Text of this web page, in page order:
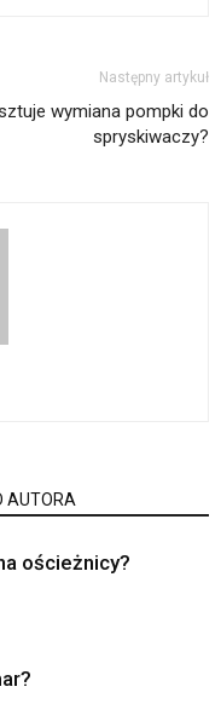
Następny artykuł
wymiana pompki do
spryskiwaczy?
AUTORA
ościeżnicy?